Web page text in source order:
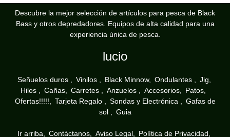
Descubre la mejor selección de artículos para pesca de Black
Bass y otros depredadores. Equipos de alta calidad para una
experiencia única de pesca.
lucio
Señuelos duros Vinilos Black Minnow Ondulantes
Jig
Hilos
Cañas Carretes Anzuelos Accesorios
Patos
Ofertas!!!!!
Tarjeta Regalo Sondas y Electrónica
Gafas de
sol
Guia
Ir arriba Contáctanos Aviso Legal Política de Privacidad